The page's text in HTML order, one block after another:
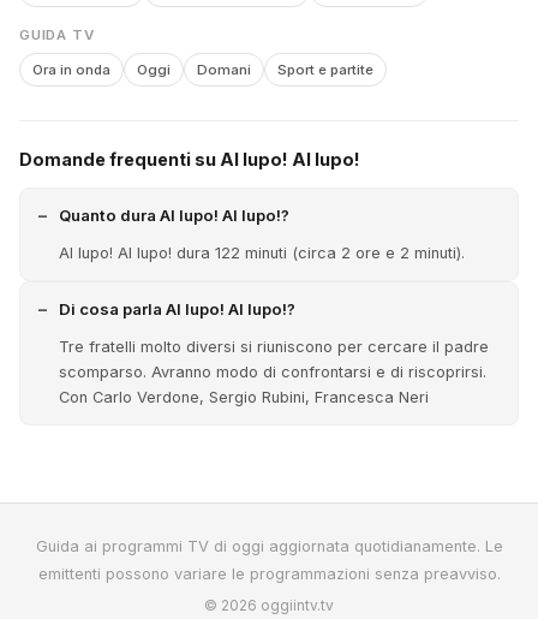
GUIDA TV
Ora in onda Oggi Domani Sport e partite
Domande frequenti su Al lupo! Al lupo!
Quanto dura Al lupo! Al lupo!?
Al lupo! Al lupo! dura 122 minuti (circa 2 ore e 2 minuti).
Di cosa parla Al lupo! Al lupo!?
Tre fratelli molto diversi si riuniscono per cercare il padre
scomparso. Avranno modo di confrontarsi e di riscoprirsi.
Con Carlo Verdone, Sergio Rubini, Francesca Neri
Guida ai programmi TV di oggi aggiornata quotidianamente. Le
emittenti possono variare le programmazioni senza preavviso.
© 2026 oggiintv.tv